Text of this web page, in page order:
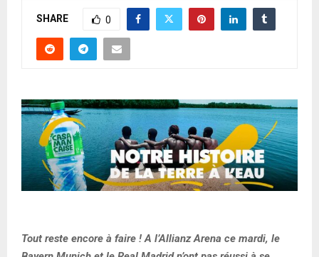
SHARE 0
Tout reste encore à faire ! A l’Allianz Arena ce mardi, le